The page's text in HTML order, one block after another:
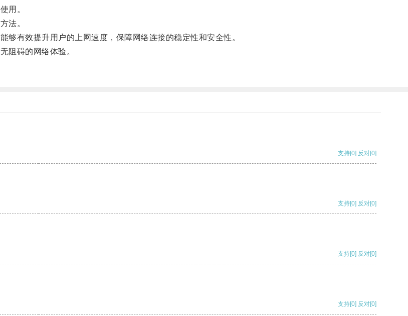
用。
法。
有效提升用户的上网速度，保障网络连接的稳定性和安全性。
碍的网络体验。
支持[0] 反对[0]
支持[0] 反对[0]
支持[0] 反对[0]
支持[0] 反对[0]